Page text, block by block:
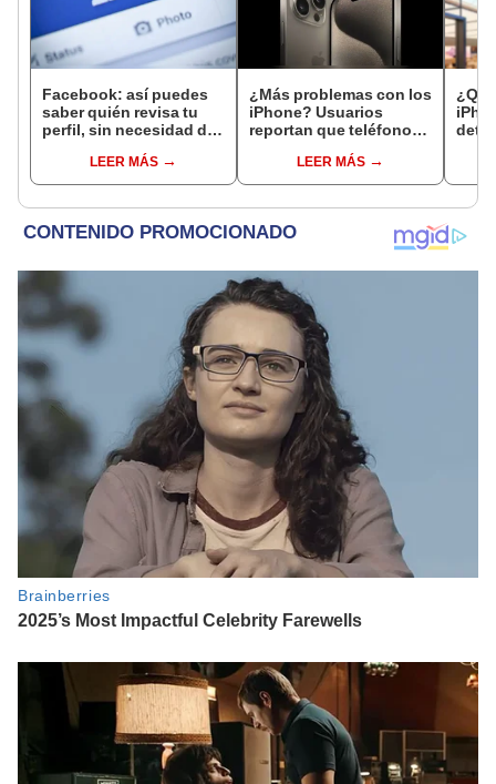
Facebook: así puedes
saber quién revisa tu
perfil, sin necesidad de
aplicaciones [FOTOS]
LEER MÁS
¿Más problemas con los
iPhone? Usuarios
reportan que teléfonos
sin avisoLEER MÁS